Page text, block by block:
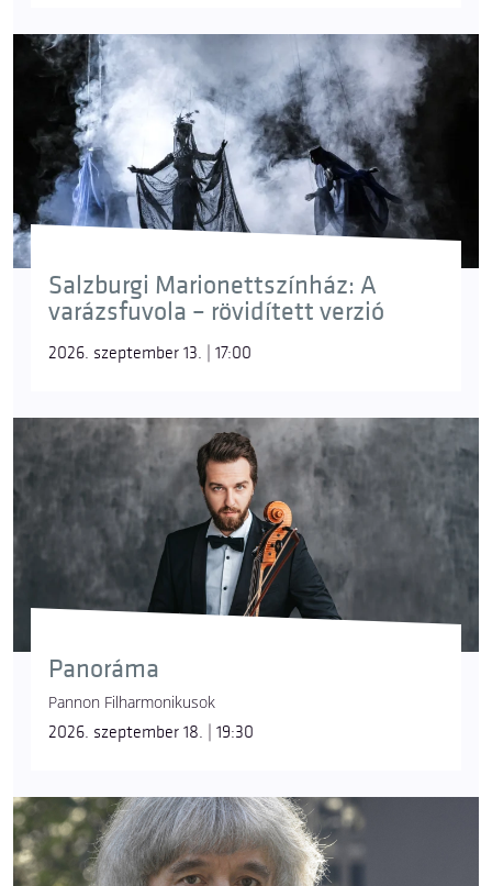
Salzburgi Marionettszínház: A
varázsfuvola – rövidített verzió
2026. szeptember 13. | 17:00
Panoráma
Pannon Filharmonikusok
2026. szeptember 18. | 19:30